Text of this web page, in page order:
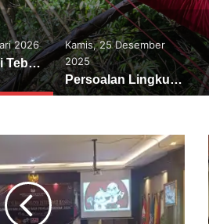
Persoalan Lingkungan Hidup di Bali Membutuhkan Solusi Konkrit
Kamis, 18 Desember
2025
MUSLUB PMI Tabanan 2025, PMI Provinsi Bali Tekankan Pentingnya Tata Kelola dan Sinergi dengan Pemerintah